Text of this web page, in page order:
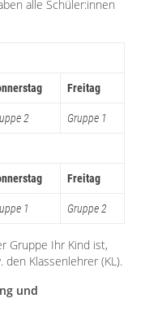
alle Schüler:innen
Freitag
2 Gruppe 1
Freitag
1 Gruppe 2
Gruppe Ihr Kind ist,
Klassenlehrer (KL).
und